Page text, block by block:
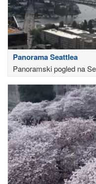
Panorama Seattlea
Panoramski pogled na